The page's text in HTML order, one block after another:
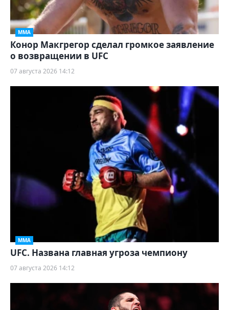
ММА
Конор Макгрегор сделал громкое заявление
о возвращении в UFC
07 августа 2026 14:12
ММА
UFC. Названа главная угроза чемпиону
07 августа 2026 14:12